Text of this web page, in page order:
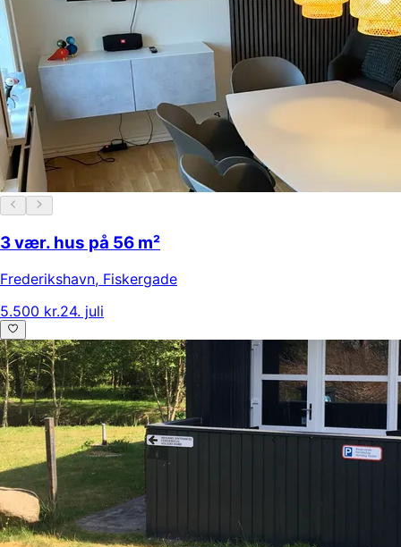
3 vær. hus på 56 m²
Frederikshavn, Fiskergade
5.500 kr.24. juli